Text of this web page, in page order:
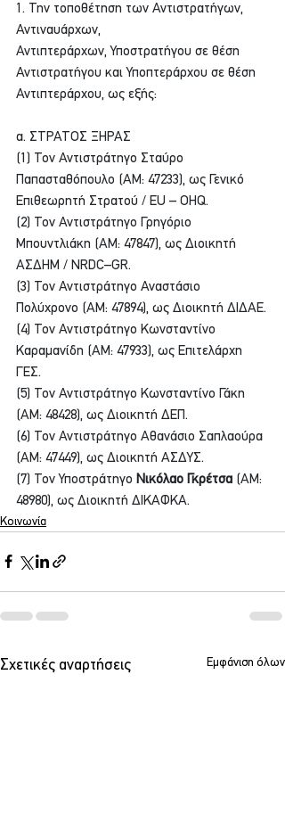
1. Την τοποθέτηση των Αντιστρατήγων,
Αντιναυάρχων,
Αντιπτεράρχων, Υποστρατήγου σε θέση
Αντιστρατήγου και Υποπτεράρχου σε θέση
Αντιπτεράρχου, ως εξής:
α. ΣΤΡΑΤΟΣ ΞΗΡΑΣ
(1) Τον Αντιστράτηγο Σταύρο
Παπασταθόπουλο (AM: 47233), ως Γενικό
Επιθεωρητή Στρατού / EU – OHQ.
(2) Τον Αντιστράτηγο Γρηγόριο
Μπουντλιάκη (AM: 47847), ως Διοικητή
ΑΣΔΗΜ / NRDC–GR.
(3) Τον Αντιστράτηγο Αναστάσιο
Πολύχρονο (AM: 47894), ως Διοικητή ΔΙΔΑΕ.
(4) Τον Αντιστράτηγο Κωνσταντίνο
Καραμανίδη (AM: 47933), ως Επιτελάρχη
ΓΕΣ.
(5) Τον Αντιστράτηγο Κωνσταντίνο Γάκη
(AM: 48428), ως Διοικητή ΔΕΠ.
(6) Τον Αντιστράτηγο Αθανάσιο Σαπλαούρα
(AM: 47449), ως Διοικητή ΑΣΔΥΣ.
(7) Τον Υποστράτηγο Νικόλαο Γκρέτσα (AM:
48980), ως Διοικητή ΔΙΚΑΦΚΑ.
Κοινωνία
Σχετικές αναρτήσεις Εμφάνιση όλων